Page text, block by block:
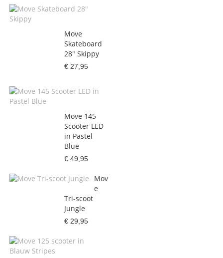
Move
Skateboard
28" Skippy
€ 27,95
Move 145
Scooter LED
in Pastel
Blue
€ 49,95
Mov
e
Tri-scoot
Jungle
€ 29,95